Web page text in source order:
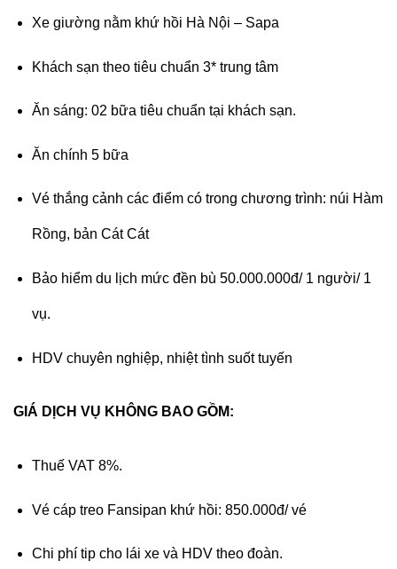
Xe giường nằm khứ hồi Hà Nội – Sapa
Khách sạn theo tiêu chuẩn 3* trung tâm
Ăn sáng: 02 bữa tiêu chuẩn tại khách sạn.
Ăn chính 5 bữa
Vé thắng cảnh các điểm có trong chương trình: núi Hàm
Rồng, bản Cát Cát
Bảo hiểm du lịch mức đền bù 50.000.000đ/ 1 người/ 1
vụ.
HDV chuyên nghiệp, nhiệt tình suốt tuyến
GIÁ DỊCH VỤ KHÔNG BAO GỒM:
Thuế VAT 8%.
Vé cáp treo Fansipan khứ hồi: 850.000đ/ vé
Chi phí tip cho lái xe và HDV theo đoàn.